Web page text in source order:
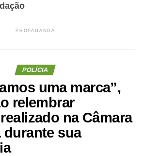
PROPAGANDA
POLÍCIA
uma marca”,
relembrar
na Câmara
durante sua